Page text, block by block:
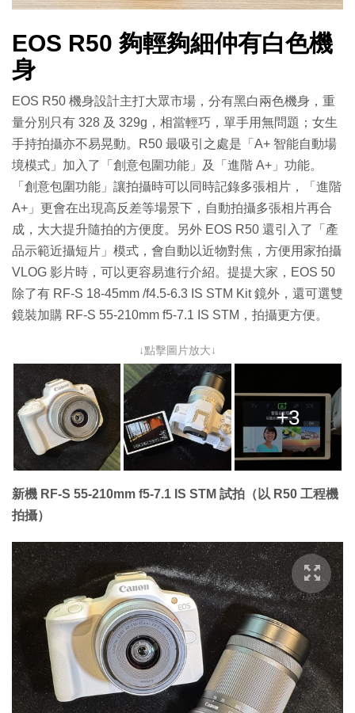
EOS R50 夠輕夠細仲有白色機
身
EOS R50 機身設計主打大眾市場，分有黑白兩色機身，重
量分別只有 328 及 329g，相當輕巧，單手用無問題；女生
手持拍攝亦不易晃動。R50 最吸引之處是「A+ 智能自動場
境模式」加入了「創意包圍功能」及「進階 A+」功能。
「創意包圍功能」讓拍攝時可以同時記錄多張相片，「進階
A+」更會在出現高反差等場景下，自動拍攝多張相片再合
成，大大提升隨拍的方便度。另外 EOS R50 還引入了「產
品示範近攝短片」模式，會自動以近物對焦，方便用家拍攝
VLOG 影片時，可以更容易進行介紹。提提大家，EOS 50
除了有 RF-S 18-45mm /f4.5-6.3 IS STM Kit 鏡外，還可選雙
鏡裝加購 RF-S 55-210mm f5-7.1 IS STM，拍攝更方便。
↓點擊圖片放大↓
+3
新機 RF-S 55-210mm f5-7.1 IS STM 試拍（以 R50 工程機
拍攝）